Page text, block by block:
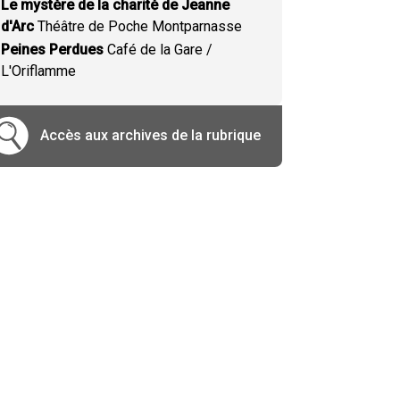
Le mystère de la charité de Jeanne
d'Arc Théâtre de Poche Montparnasse
Peines Perdues Café de la Gare /
L'Oriflamme
Accès aux archives de la rubrique